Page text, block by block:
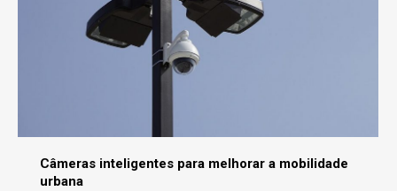
Câmeras inteligentes para melhorar a mobilidade
urbana